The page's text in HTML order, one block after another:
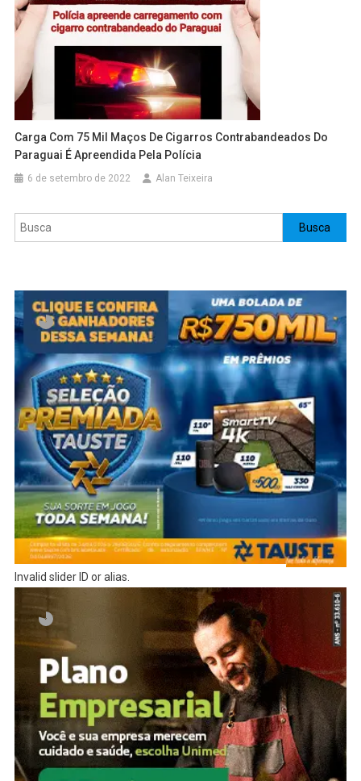
Carga Com 75 Mil Maços De Cigarros Contrabandeados Do
Paraguai É Apreendida Pela Polícia
6 de setembro de 2022 Alan Teixeira
Pesquisar Busca